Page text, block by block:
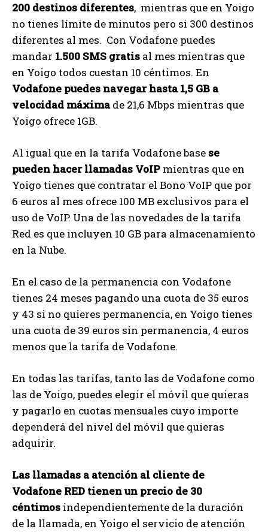
200 destinos diferentes, mientras que en Yoigo
no tienes límite de minutos pero si 300 destinos
diferentes al mes. Con Vodafone puedes
mandar 1.500 SMS gratis al mes mientras que
en Yoigo todos cuestan 10 céntimos. En
Vodafone puedes navegar hasta 1,5 GB a
velocidad máximade 21,6 Mbps mientras que
Yoigo ofrece 1GB.
Al igual que en la tarifa Vodafone base se
pueden hacer llamadas VoIP mientras que en
Yoigo tienes que contratar el Bono VoIP que por
6 euros al mes ofrece 100 MB exclusivos para el
uso de VoIP. Una de las novedades de la tarifa
Red es que incluyen 10 GB para almacenamiento
en la Nube.
En el caso de la permanencia con Vodafone
tienes 24 meses pagando una cuota de 35 euros
y 43 si no quieres permanencia, en Yoigo tienes
una cuota de 39 euros sin permanencia, 4 euros
menos que la tarifa de Vodafone.
En todas las tarifas, tanto las de Vodafone como
las de Yoigo, puedes elegir el móvil que quieras
y pagarlo en cuotas mensuales cuyo importe
dependerá del nivel del móvil que quieras
adquirir.
Las llamadas a atención al cliente de
Vodafone RED tienen un precio de 30
céntimos independientemente de la duración
de la llamada, en Yoigo el servicio de atención